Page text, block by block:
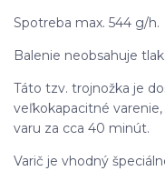
Spotreba max. 544 g/h.
Balenie neobsahuje
Táto tzv. trojnožka je
veľkokapacitné
varu za cca 40 minút.
Varič je vhodný